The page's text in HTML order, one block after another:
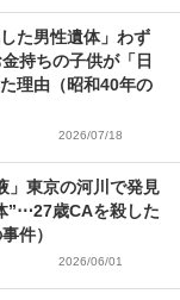
た男性遺体」わず
持ちの子供が「日
理由（昭和40年の
2026/07/18
」東京の河川で発見
”⋯27歳CAを殺した
件）
2026/06/01